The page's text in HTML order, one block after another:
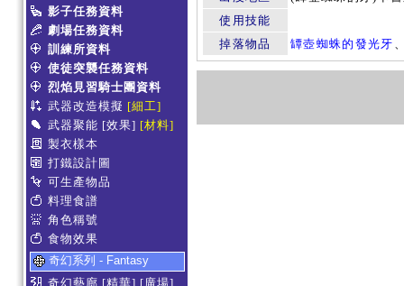
影子任務資料
劇場任務資料
訓練所資料
使徒突襲任務資料
烈焰見習騎士團資料
武器改造模擬 [細工]
武器聚能 [效果] [材料]
製衣樣本
打鐵設計圖
可生產物品
料理食譜
角色稱號
食物效果
奇幻系列 - Fantasy
奇幻藝廊 [精華] [廣場]
使用技能
掉落物品
罈壺蜘蛛的發光牙